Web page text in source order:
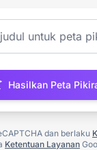
Hasilkan Peta
dan berlaku
Ketentuan Layanan